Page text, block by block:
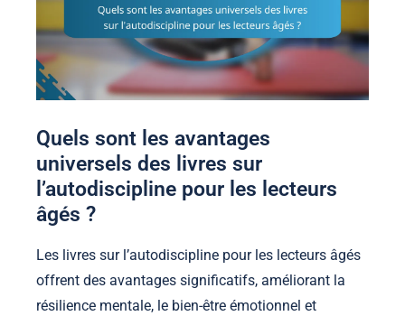
Quels sont les avantages
universels des livres sur
l’autodiscipline pour les lecteurs
âgés ?
Les livres sur l’autodiscipline pour les lecteurs âgés
offrent des avantages significatifs, améliorant la
résilience mentale, le bien-être émotionnel et